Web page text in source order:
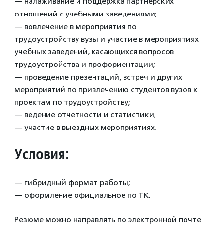
отношений с учебными заведениями;
— вовлечение в мероприятия по
трудоустройству вузы и участие в мероприятиях
учебных заведений, касающихся вопросов
трудоустройства и профориентации;
— проведение презентаций, встреч и других
мероприятий по привлечению студентов вузов к
проектам по трудоустройству;
— ведение отчетности и статистики;
— участие в выездных мероприятиях.
Условия:
— гибридный формат работы;
— оформление официальное по ТК.
Резюме можно направлять по электронной почте